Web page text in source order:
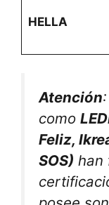
HELLA
Atención
como
Feliz,
SOS) han